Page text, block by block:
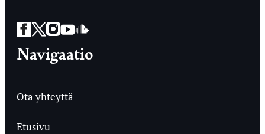
Facebook
Twitter
Instagram
YouTube
SoundCloud
Navigaatio
Ota yhteyttä
Etusivu